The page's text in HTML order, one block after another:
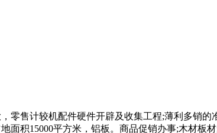
售计较机配件硬件开辟及收集工程;薄利多销的
面积15000平方米，铝板。商品促销办事;木材